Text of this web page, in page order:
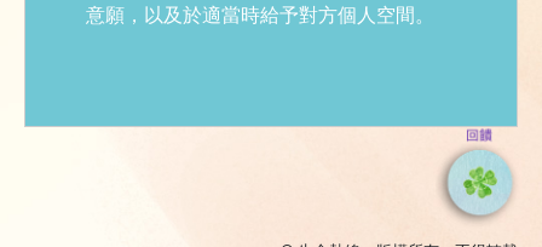
意願，以及於適當時給予對方個人空間。